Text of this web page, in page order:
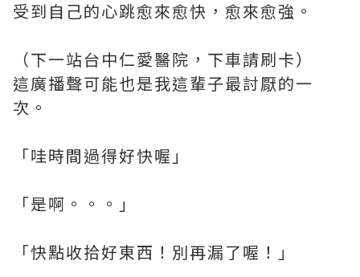
受到自己的心跳愈來愈快，愈來愈強。
（下一站台中仁愛醫院，下車請刷卡）
這廣播聲可能也是我這輩子最討厭的一
次。
「哇時間過得好快喔」
「是啊。。。」
「快點收拾好東西！別再漏了喔！」